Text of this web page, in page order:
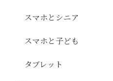
スマホとシニア
スマホと子ども
タブレット